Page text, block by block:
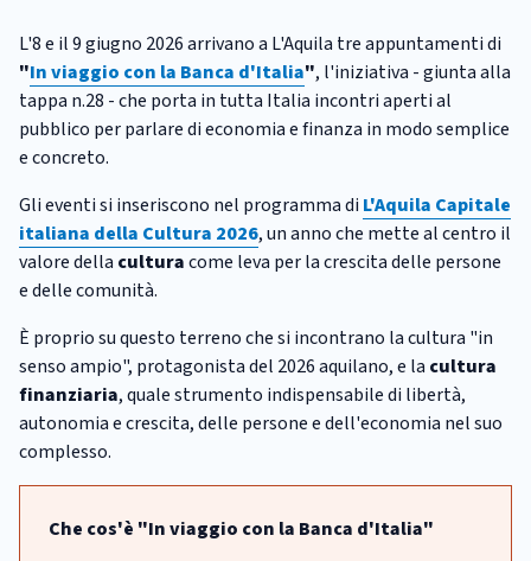
L'8 e il 9 giugno 2026 arrivano a L'Aquila tre appuntamenti di
"In viaggio con la Banca d'Italia", l'iniziativa - giunta alla
tappa n.28 - che porta in tutta Italia incontri aperti al
pubblico per parlare di economia e finanza in modo semplice
e concreto.
Gli eventi si inseriscono nel programma di L'Aquila Capitale
italiana della Cultura 2026, un anno che mette al centro il
valore della culturacome leva per la crescita delle persone
e delle comunità.
È proprio su questo terreno che si incontrano la cultura "in
senso ampio", protagonista del 2026 aquilano, e la cultura
finanziaria, quale strumento indispensabile di libertà,
autonomia e crescita, delle persone e dell'economia nel suo
complesso.
Che cos'è "In viaggio con la Banca d'Italia"